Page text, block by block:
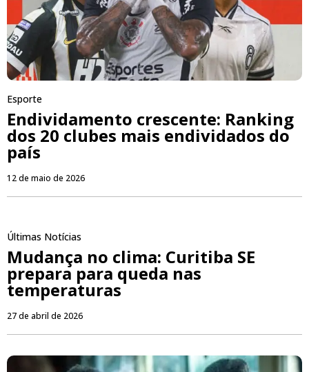
Esporte
Endividamento crescente: Ranking
dos 20 clubes mais endividados do
país
12 de maio de 2026
Últimas Notícias
Mudança no clima: Curitiba SE
prepara para queda nas
temperaturas
27 de abril de 2026